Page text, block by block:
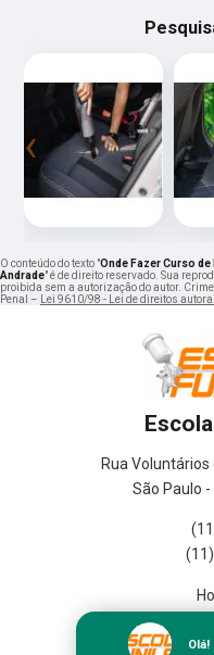
‹
O conteúdo do texto "Onde Fazer Curso
Andrade" é de direito reservado. Sua
proibida sem a autorização do autor.
Penal –
Lei 9610/98 - Lei de direitos
Rua
São Paulo -